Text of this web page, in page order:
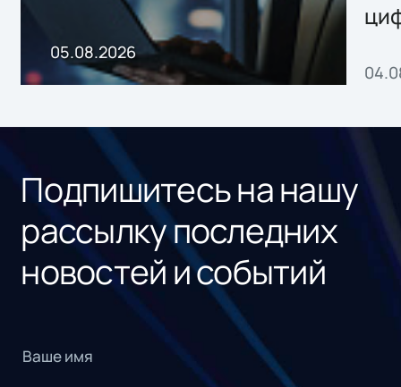
05.08.2026
Подпишитесь на нашу
рассылку последних
новостей и событий